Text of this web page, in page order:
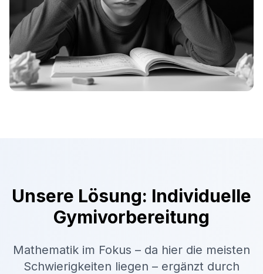
Unsere Lösung: Individuelle
Gymivorbereitung
Mathematik im Fokus – da hier die meisten
Schwierigkeiten liegen – ergänzt durch